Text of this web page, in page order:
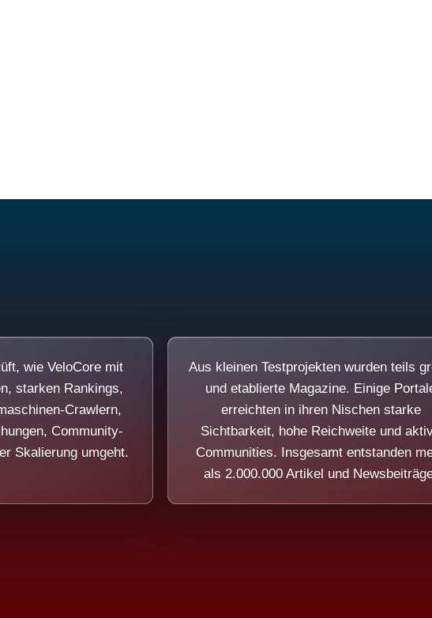
wie VeloCore mit
starken Rankings,
Crawlern,
Community-
Skalierung umgeht.
Aus kleinen Testprojekten wurden teils
und etablierte Magazine. Einige
erreichten in ihren Nischen starke
Sichtbarkeit, hohe Reichweite und
Communities. Insgesamt entstanden
als 2.000.000 Artikel und